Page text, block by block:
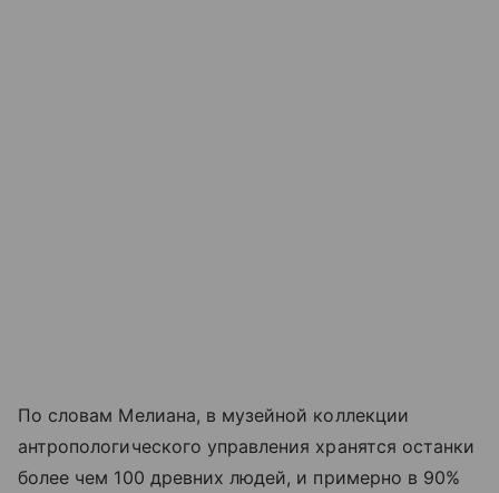
По словам Мелиана, в музейной коллекции
антропологического управления хранятся останки
более чем 100 древних людей, и примерно в 90%